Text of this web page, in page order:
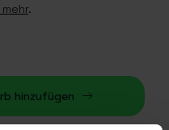
.
hinzufügen